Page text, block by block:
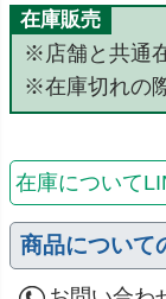
在庫販売
※店舗と共通
※在庫切れの
在庫について
商品について